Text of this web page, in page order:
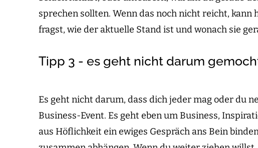
sprechen sollten. Wenn das noch nicht reicht,
fragst, wie der aktuelle Stand ist und wonach sie
Tipp 3 - es geht nicht darum
Es geht nicht darum, dass dich jeder mag oder du
Business-Event. Es geht eben um Business,
aus Höflichkeit ein ewiges Gespräch ans Bein